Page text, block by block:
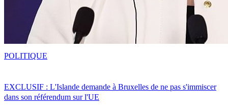
EXCLUSIF : L'Islande demande à Bruxelles de ne pas s'immiscer
dans son référendum sur l'UE
POLITIQUE